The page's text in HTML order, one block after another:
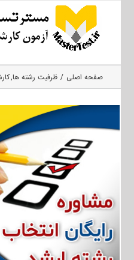
صفحه اصلی ظرفیت رشته ها